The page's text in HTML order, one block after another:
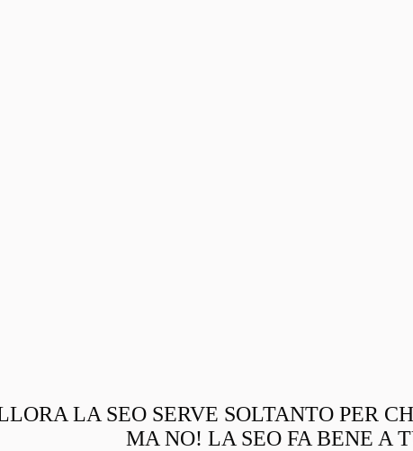
LA SEO SERVE SOLTANTO PER
MA NO! LA SEO FA BENE A